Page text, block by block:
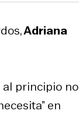
Adriana
principio
en